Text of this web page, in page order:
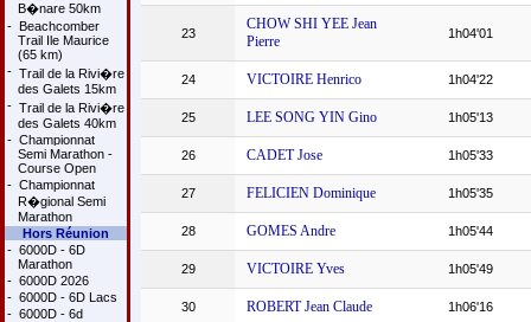
B�nare 50km
- Beachcomber
Trail Ile Maurice
(65 km)
- Trail de la Rivi�re
des Galets 15km
- Trail de la Rivi�re
des Galets 40km
- Championnat
Semi Marathon -
Course Open
- Championnat
R�gional Semi
Marathon
Hors Réunion
- 6000D - 6D
Marathon
- 6000D 2026
- 6000D - 6D Lacs
- 6000D - 6d
23
CHOW SHI YEE Jean
Pierre
1h04'01
24 VICTOIRE Henrico 1h04'22
25 LEE SONG YIN Gino 1h05'13
26 CADET Jose 1h05'33
27 FELICIEN Dominique 1h05'35
28 GOMES Andre 1h05'44
29 VICTOIRE Yves 1h05'49
30 ROBERT Jean Claude 1h06'16